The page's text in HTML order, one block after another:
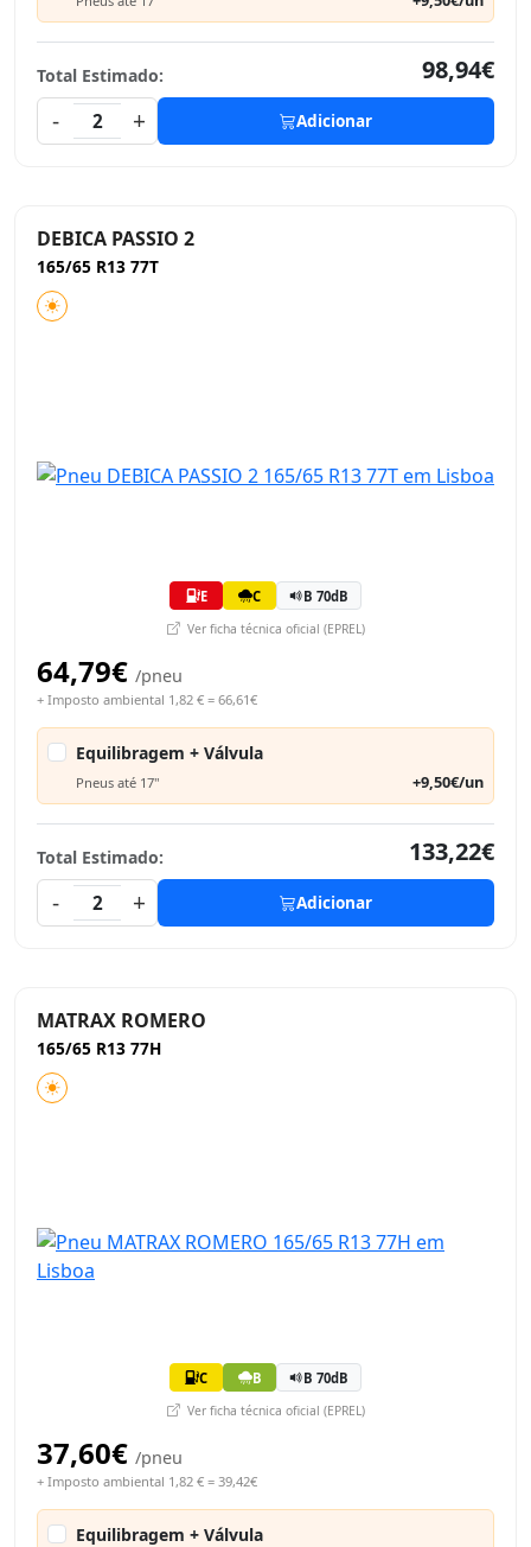
Total Estimado:
98,94€
-
2 + Adicionar
DEBICA PASSIO 2
165/65 R13 77T
E C B 70dB
Ver ficha técnica oficial (EPREL)
64,79€ /pneu
+ Imposto ambiental 1,82 € = 66,61€
Equilibragem + Válvula
Pneus até 17" +9,50€/un
Total Estimado:
133,22€
-
2 + Adicionar
MATRAX ROMERO
165/65 R13 77H
C B B 70dB
Ver ficha técnica oficial (EPREL)
37,60€ /pneu
+ Imposto ambiental 1,82 € = 39,42€
Equilibragem + Válvula